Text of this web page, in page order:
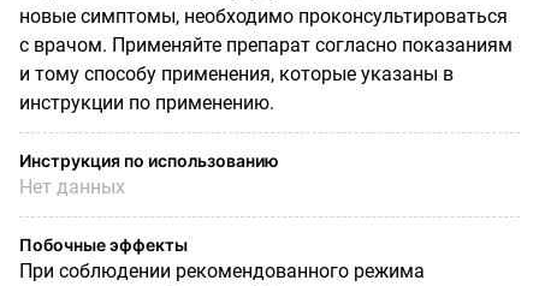
новые симптомы, необходимо проконсультироваться
с врачом. Применяйте препарат согласно показаниям
и тому способу применения, которые указаны в
инструкции по применению.
Инструкция по использованию
Нет данных
Побочные эффекты
При соблюдении рекомендованного режима